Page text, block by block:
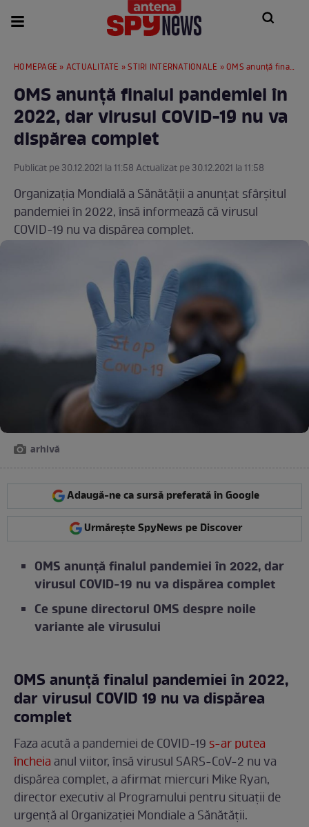
HOMEPAGE » ACTUALITATE »STIRI INTERNATIONALE » OMS anunță finalul pandemiei în 2022, dar virusul COVID-19 nu va dispărea complet
OMS anunță finalul pandemiei în
2022, dar virusul COVID-19 nu va
dispărea complet
Publicat pe 30.12.2021 la 11:58 Actualizat pe 30.12.2021 la 11:58
Organizația Mondială a Sănătății a anunțat sfârșitul
pandemiei în 2022, însă informează că virusul
COVID-19 nu va dispărea complet.
arhivă
Adaugă-ne ca sursă preferată în Google
Urmărește SpyNews pe Discover
OMS anunță finalul pandemiei în 2022, dar
virusul COVID-19 nu va dispărea complet
Ce spune directorul OMS despre noile
variante ale virusului
OMS anunță finalul pandemiei în 2022,
dar virusul COVID 19 nu va dispărea
complet
Faza acută a pandemiei de COVID-19 s-ar putea
încheiaanul viitor, însă virusul SARS-CoV-2 nu va
dispărea complet, a afirmat miercuri Mike Ryan,
director executiv al Programului pentru situaţii de
urgenţă al Organizației Mondiale a Sănătății.